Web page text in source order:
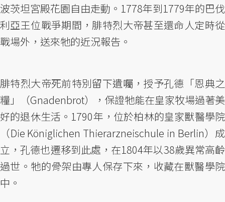
波茨坦宮殿花園自由走動。1778年到1779年的巴伐
利亞王位戰爭期間，腓特烈大帝甚至還命人定時從
戰場外，送來牠的近況報告。
腓特烈大帝死前特別留下遺囑，授予孔德「恩典之
糧」（Gnadenbrot），保證牠能在皇家牧場過著美
好的退休生活。1790年，位於柏林的皇家獸醫學院
（Die Königlichen Thierarzneischule in Berlin）成
立，孔德也遷移到此處，在1804年以38歲異常高齡
過世。牠的骨架由專人保存下來，收藏在獸醫學院
中。